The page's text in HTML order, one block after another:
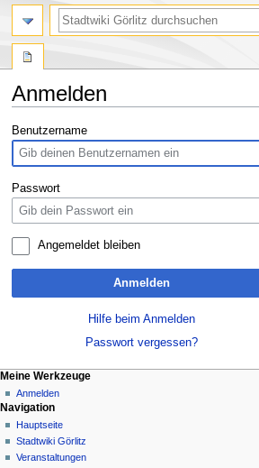
Anmelden
Zur
Navigation
springen
Zur
Suche
springen
Benutzername
Passwort
Angemeldet bleiben
Anmelden
Hilfe beim Anmelden
Passwort vergessen?
Meine Werkzeuge
Anmelden
Navigation
Hauptseite
Stadtwiki Görlitz
Veranstaltungen